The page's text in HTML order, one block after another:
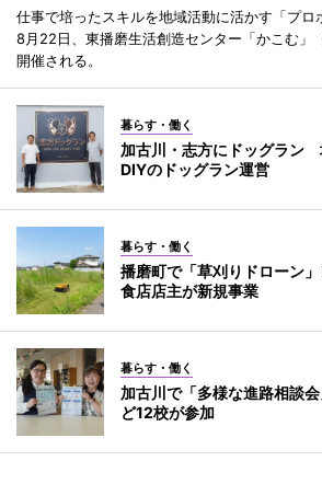
仕事で培ったスキルを地域活動に活かす「プロ
8月22日、東播磨生活創造センター「かこむ」
開催される。
暮らす・働く
加古川・志方にドッグラン
DIYのドッグラン運営
暮らす・働く
播磨町で「草刈りドローン
食店店主が新規事業
暮らす・働く
加古川で「多様な進路相談
ど12校が参加